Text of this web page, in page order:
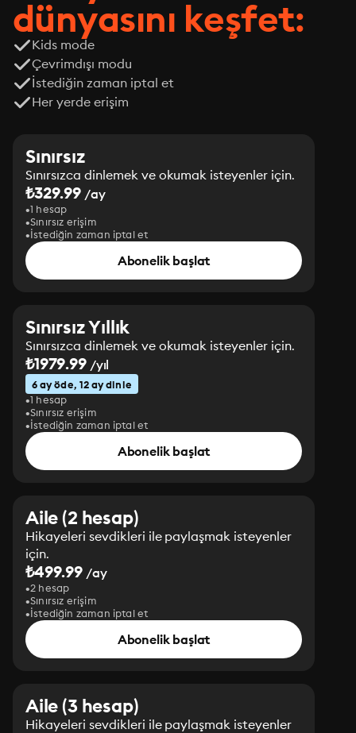
dünyasını keşfet:
Kids mode
Çevrimdışı modu
İstediğin zaman iptal et
Her yerde erişim
Sınırsız
Sınırsızca dinlemek ve okumak isteyenler için.
₺329.99 /ay
1 hesap
Sınırsız erişim
İstediğin zaman iptal et
Abonelik başlat
Sınırsız Yıllık
Sınırsızca dinlemek ve okumak isteyenler için.
₺1979.99/yıl
6 ay öde, 12 ay dinle
1 hesap
Sınırsız erişim
İstediğin zaman iptal et
Abonelik başlat
Aile (2 hesap)
Hikayeleri sevdikleri ile paylaşmak isteyenler
için.
₺499.99 /ay
2 hesap
Sınırsız erişim
İstediğin zaman iptal et
Abonelik başlat
Aile (3 hesap)
Hikayeleri sevdikleri ile paylaşmak isteyenler